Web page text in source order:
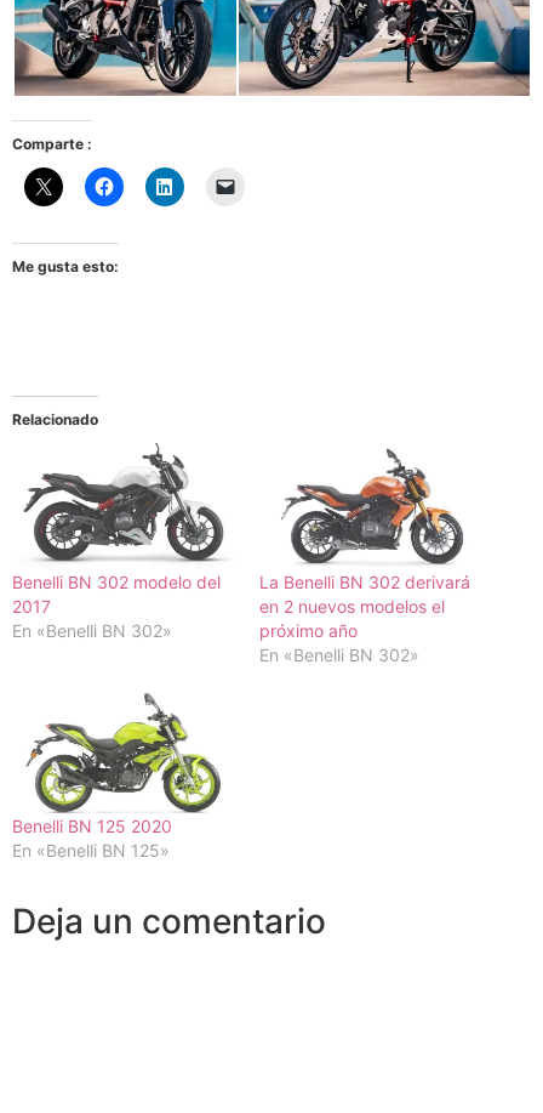
Comparte :
Me gusta esto:
Relacionado
Benelli BN 302 modelo del
2017
En «Benelli BN 302»
La Benelli BN 302 derivará
en 2 nuevos modelos el
próximo año
En «Benelli BN 302»
Benelli BN 125 2020
En «Benelli BN 125»
Deja un comentario